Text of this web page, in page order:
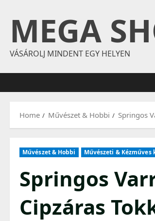
content
MEGA
VÁSÁROLJ MINDENT EGY HELYEN
Home Művészet & Hobbi Springos
Művészet & Hobbi Művészeti & Kézműves
Springos
Cipzáras